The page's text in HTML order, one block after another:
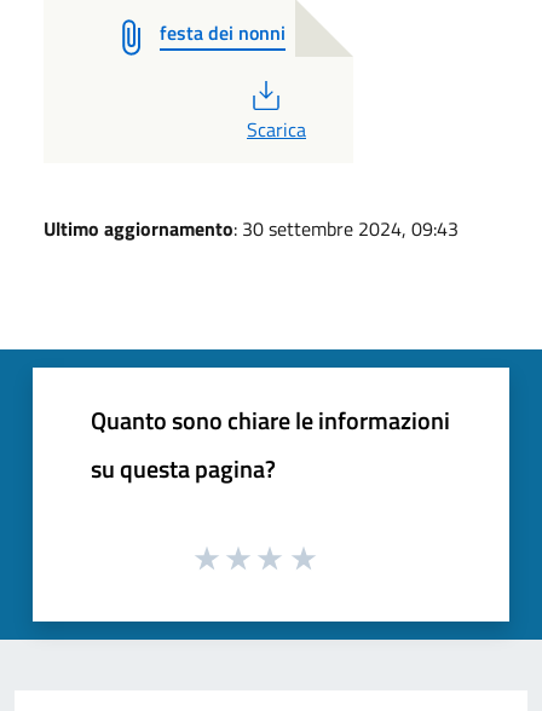
festa dei nonni
PDF
Scarica
Ultimo aggiornamento: 30 settembre 2024, 09:43
Quanto sono chiare le informazioni
su questa pagina?